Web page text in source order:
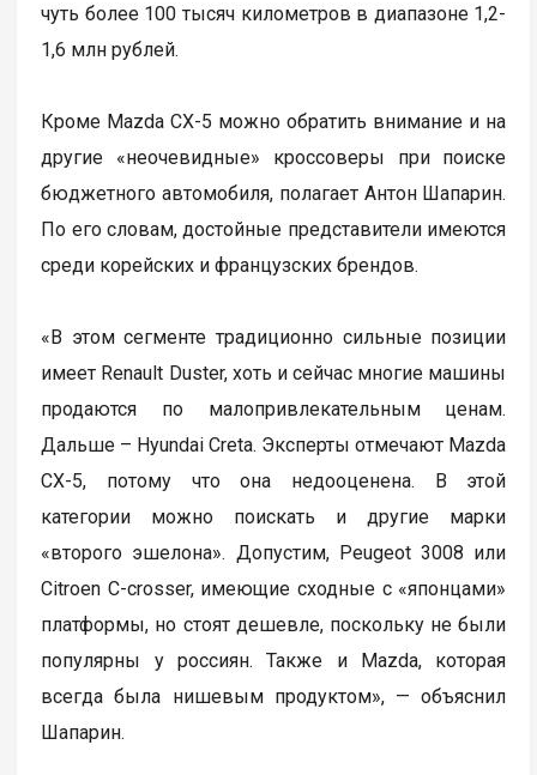
чуть более 100 тысяч километров в диапазоне 1,2-
1,6 млн рублей.
Кроме Mazda CX-5 можно обратить внимание и на
другие «неочевидные» кроссоверы при поиске
бюджетного автомобиля, полагает Антон Шапарин.
По его словам, достойные представители имеются
среди корейских и французских брендов.
«В этом сегменте традиционно сильные позиции
имеет Renault Duster, хоть и сейчас многие машины
продаются по малопривлекательным ценам.
Дальше – Hyundai Creta. Эксперты отмечают Mazda
CX-5, потому что она недооценена. В этой
категории можно поискать и другие марки
«второго эшелона». Допустим, Peugeot 3008 или
Citroen C-crosser, имеющие сходные с «японцами»
платформы, но стоят дешевле, поскольку не были
популярны у россиян. Также и Mazda, которая
всегда была нишевым продуктом», — объяснил
Шапарин.